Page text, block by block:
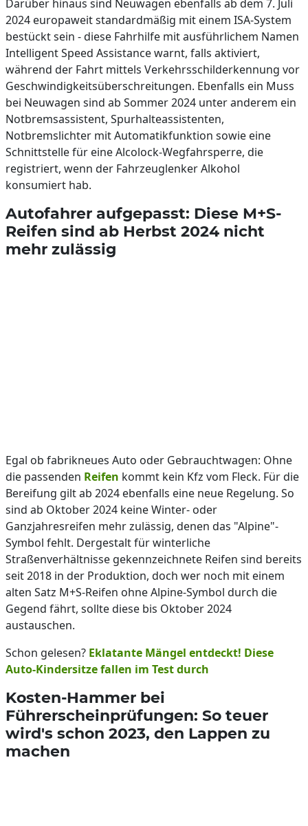
Darüber hinaus sind Neuwagen ebenfalls ab dem 7. Juli
2024 europaweit standardmäßig mit einem ISA-System
bestückt sein - diese Fahrhilfe mit ausführlichem Namen
Intelligent Speed Assistance warnt, falls aktiviert,
während der Fahrt mittels Verkehrsschilderkennung vor
Geschwindigkeitsüberschreitungen. Ebenfalls ein Muss
bei Neuwagen sind ab Sommer 2024 unter anderem ein
Notbremsassistent, Spurhalteassistenten,
Notbremslichter mit Automatikfunktion sowie eine
Schnittstelle für eine Alcolock-Wegfahrsperre, die
registriert, wenn der Fahrzeuglenker Alkohol
konsumiert hab.
Autofahrer aufgepasst: Diese M+S-
Reifen sind ab Herbst 2024 nicht
mehr zulässig
Egal ob fabrikneues Auto oder Gebrauchtwagen: Ohne
die passenden Reifen kommt kein Kfz vom Fleck. Für die
Bereifung gilt ab 2024 ebenfalls eine neue Regelung. So
sind ab Oktober 2024 keine Winter- oder
Ganzjahresreifen mehr zulässig, denen das "Alpine"-
Symbol fehlt. Dergestalt für winterliche
Straßenverhältnisse gekennzeichnete Reifen sind bereits
seit 2018 in der Produktion, doch wer noch mit einem
alten Satz M+S-Reifen ohne Alpine-Symbol durch die
Gegend fährt, sollte diese bis Oktober 2024
austauschen.
Schon gelesen? Eklatante Mängel entdeckt! Diese
Auto-Kindersitze fallen im Test durch
Kosten-Hammer bei
Führerscheinprüfungen: So teuer
wird's schon 2023, den Lappen zu
machen